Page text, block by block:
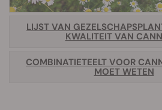
LIJST VAN
KWALITEIT VAN
COMBINATIETEELT VOOR
MOET WETEN